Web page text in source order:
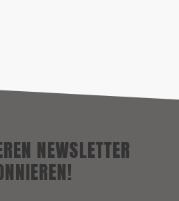
NEWSLETTER